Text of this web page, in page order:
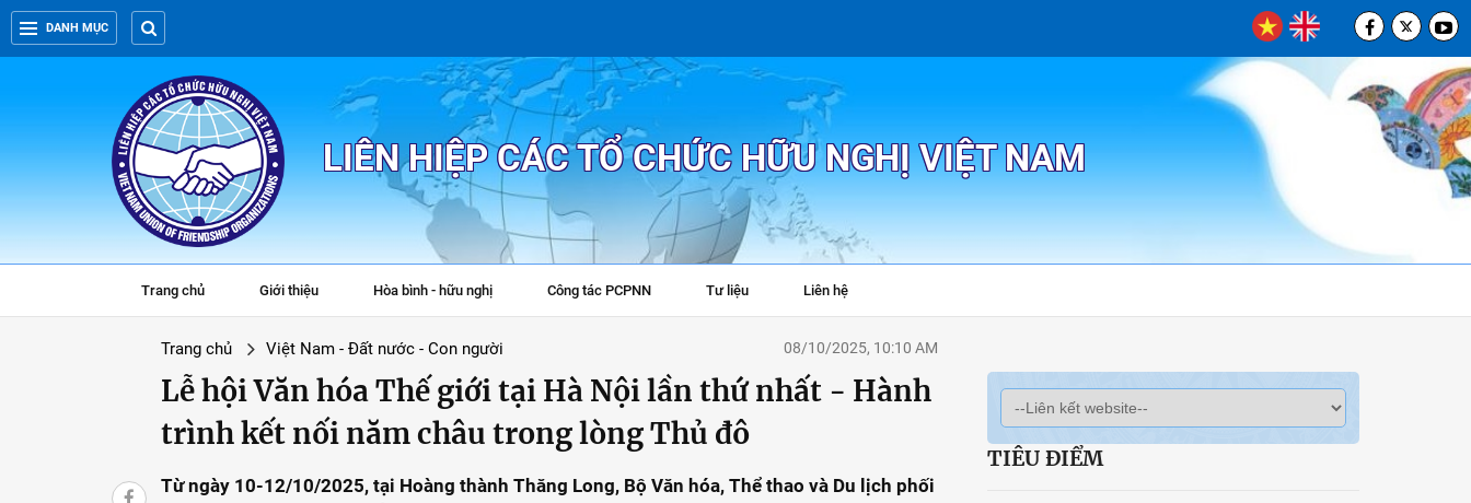
DANH MỤC
LIÊN HIỆP CÁC TỔ CHỨC HỮU NGHỊ VIỆT NAM
Trang chủ Giới thiệu Hòa bình - hữu nghị Công tác PCPNN Tư liệu Liên hệ
Trang chủ Việt Nam - Đất nước - Con người 08/10/2025, 10:10 AM
Lễ hội Văn hóa Thế giới tại Hà Nội lần thứ nhất - Hành
trình kết nối năm châu trong lòng Thủ đô
Từ ngày 10-12/10/2025, tại Hoàng thành Thăng Long, Bộ Văn hóa, Thể thao và Du lịch phối
TIÊU ĐIỂM